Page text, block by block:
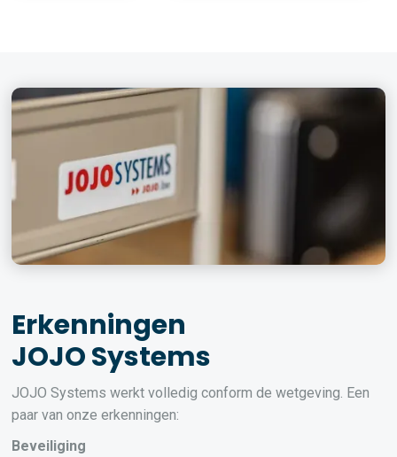
Erkenningen
JOJO Systems
JOJO Systems werkt volledig conform de wetgeving. Een
paar van onze erkenningen:
Beveiliging